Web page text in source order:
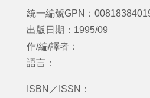
統一編號GPN：
出版日期：1995/09
作/編/譯者：
語言：
ISBN／ISSN：